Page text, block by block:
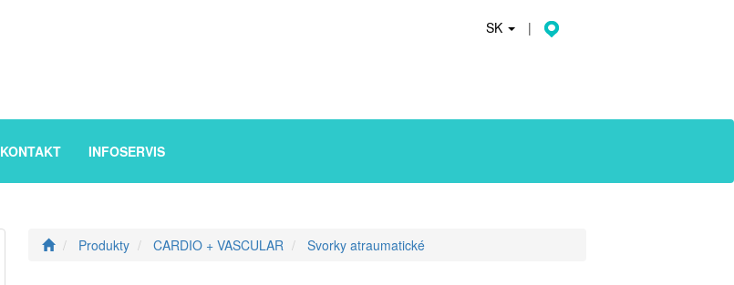
SK |
KONTAKT INFOSERVIS
Produkty CARDIO + VASCULAR Svorky atraumatické